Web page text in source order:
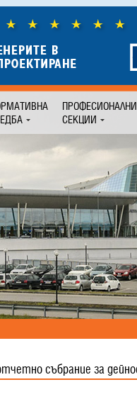
ПРОФЕСИОНАЛНИ
СЕКЦИИ
събрание за